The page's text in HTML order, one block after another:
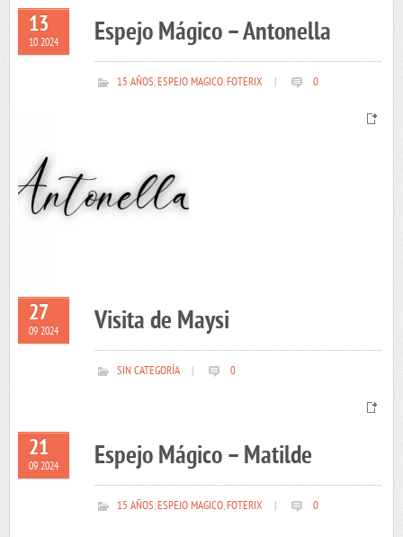
13
10 2024 Espejo Mágico – Antonella
15 AÑOS,ESPEJO MAGICO,FOTERIX 0
27
09 2024 Visita de Maysi
SIN CATEGORÍA 0
21
09 2024 Espejo Mágico – Matilde
15 AÑOS,ESPEJO MAGICO,FOTERIX 0